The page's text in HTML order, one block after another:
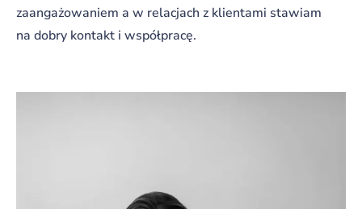
zaangażowaniem a w relacjach z klientami stawiam
na dobry kontakt i współpracę.